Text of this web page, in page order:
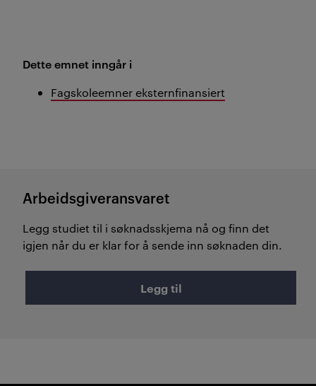
Dette emnet inngår i
Fagskoleemner eksternfinansiert
Arbeidsgiveransvaret
Legg studiet til i søknadsskjema nå og finn det
igjen når du er klar for å sende inn søknaden din.
Legg til